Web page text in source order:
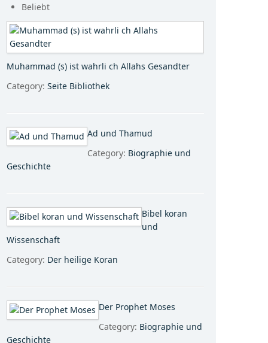
Beliebt
Muhammad (s) ist wahrli ch Allahs Gesandter
Category: Seite Bibliothek
Ad und Thamud
Category: Biographie und
Geschichte
Bibel koran
und
Wissenschaft
Category: Der heilige Koran
Der Prophet Moses
Category: Biographie und
Geschichte